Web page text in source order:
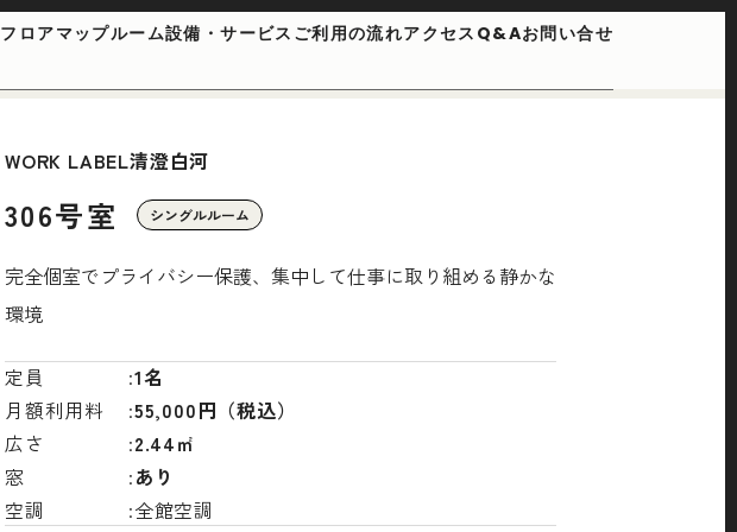
フロアマップルーム設備・サービス ご利用の流れアクセス Q&Aお問い合せ
WORK LABEL清澄白河
306号室 シングルルーム
完全個室でプライバシー保護、集中して仕事に取り組める静かな
環境
定員
1名
月額利用料
55,000円（税込）
広さ
2.44㎡
窓
あり
空調
全館空調